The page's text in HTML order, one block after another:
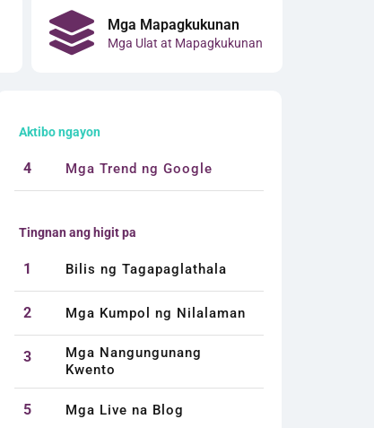
Mga Mapagkukunan
Mga Ulat at Mapagkukunan
Aktibo ngayon
4 Mga Trend ng Google
Tingnan ang higit pa
1 Bilis ng Tagapaglathala
2 Mga Kumpol ng Nilalaman
3
Mga Nangungunang
Kwento
5 Mga Live na Blog